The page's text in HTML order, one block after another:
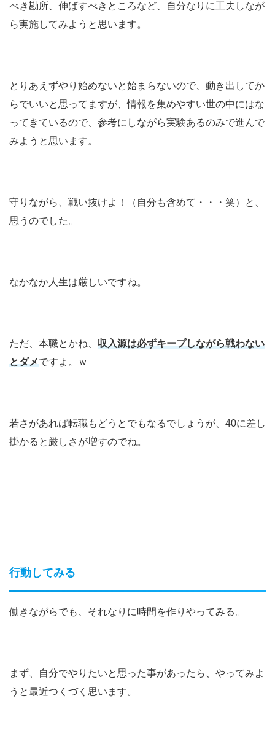
べき勘所、伸ばすべきところなど、自分なりに工夫しなが
ら実施してみようと思います。
とりあえずやり始めないと始まらないので、動き出してか
らでいいと思ってますが、情報を集めやすい世の中にはな
ってきているので、参考にしながら実験あるのみで進んで
みようと思います。
守りながら、戦い抜けよ！（自分も含めて・・・笑）と、
思うのでした。
なかなか人生は厳しいですね。
ただ、本職とかね、 収入源は必ずキープしながら戦わない
とダメですよ。ｗ
若さがあれば転職もどうとでもなるでしょうが、40に差し
掛かると厳しさが増すのでね。
行動してみる
働きながらでも、それなりに時間を作りやってみる。
まず、自分でやりたいと思った事があったら、やってみよ
うと最近つくづく思います。